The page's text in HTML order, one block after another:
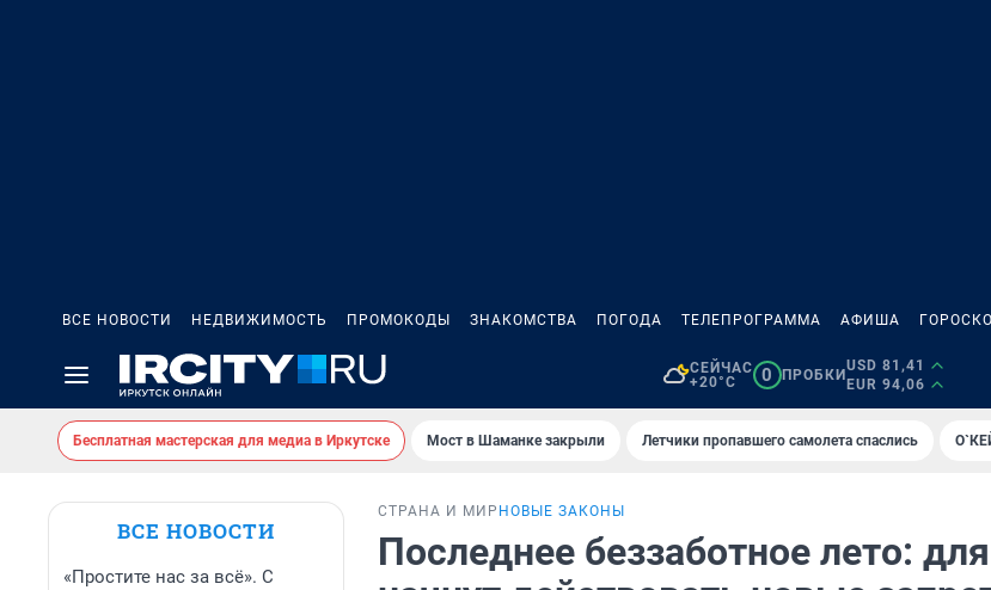
ВСЕ НОВОСТИ НЕДВИЖИМОСТЬ ПРОМОКОДЫ ЗНАКОМСТВА ПОГОДА ТЕЛЕПРОГРАММА АФИША
СЕЙЧАС
+20°C
0 ПРОБКИ
USD 81,41
EUR 94,06
Бесплатная мастерская для медиа в Иркутске Мост в Шаманке закрыли Летчики пропавшего самолета спаслись
ВСЕ НОВОСТИ
«Простите нас за всё». С
СТРАНА И МИР НОВЫЕ ЗАКОНЫ
Последнее беззаботное лето: